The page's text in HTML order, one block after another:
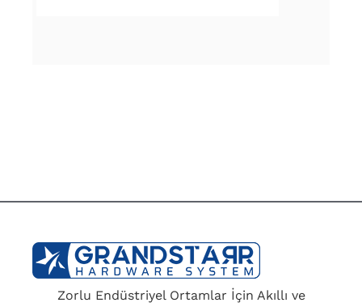
Zorlu Endüstriyel Ortamlar İçin Akıllı ve